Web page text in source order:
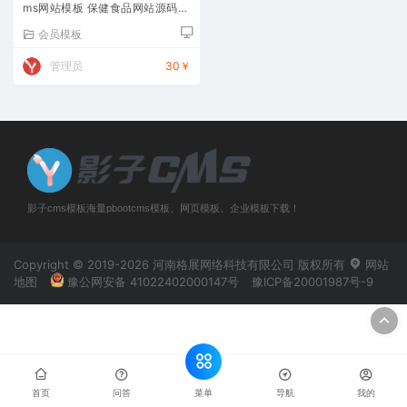
ms网站模板 保健食品网站源码下
会员模板
管理员 30￥
影子cms模板海量pbootcms模板、网页模板、企业模板下载！
Copyright © 2019-2026 河南格展网络科技有限公司 版权所有
网站
地图
豫公网安备 41022402000147号 豫ICP备20001987号-9
首页 问答 菜单 导航 我的